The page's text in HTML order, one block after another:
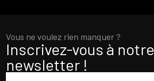
Vous ne voulez rien manquer ?
Inscrivez-vous à notre
newsletter !